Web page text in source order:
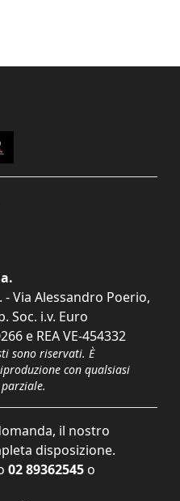
Via Alessandro Poerio,
Soc. i.v. Euro
e REA VE-454332
sono riservati. È
con qualsiasi
il nostro
disposizione.
02 89362545 o